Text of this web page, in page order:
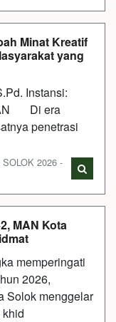
Minat Kreatif
yang
Instansi:
Di era
penetrasi
2026 -
MAN Kota
memperingati
2026,
Solok menggelar